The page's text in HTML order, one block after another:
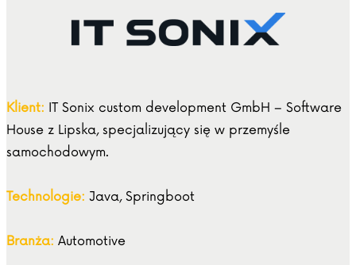
Klient: IT Sonix custom development GmbH – Software
House z Lipska, specjalizujący się w przemyśle
samochodowym.
Technologie: Java, Springboot
Branża: Automotive